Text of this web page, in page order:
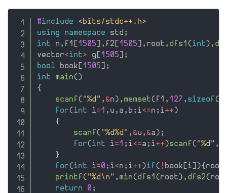
#include
<bits/stdc++.h>
using
namespace std ;
int n , f1 [1505] , f2 [1505] , root , dfs1 (int) ,
vector<int> g [1505] ;
bool book [1505] ;
int
main()
{
scanf ( "%d" , &n) , memset( f1 , 127 , sizeof (
for(int i=1 , u , a , b ; i<=n ; i++)
{
scanf ( "%d%d" , &u , &a) ;
for(int i=1 ; i<=a ; i++)scanf ( "%d" ,
}
for(int i=0 ; i<n ; i++)if ( ! book [i] ){root
printf ( "%d\n" , min(dfs1 (root) , dfs2(
return
0 ;